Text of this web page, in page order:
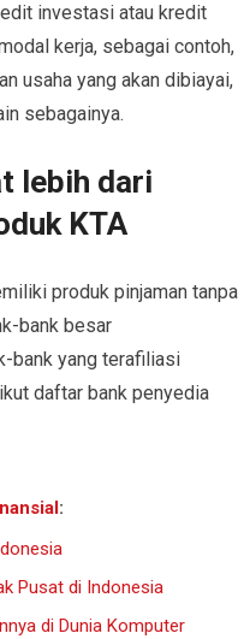
investasi atau kredit
kerja, sebagai contoh,
usaha yang akan dibiayai,
sebagainya.
lebih dari
KTA
produk pinjaman tanpa
bank besar
bank yang terafiliasi
daftar bank penyedia
:
Pusat di Indonesia
di Dunia Komputer